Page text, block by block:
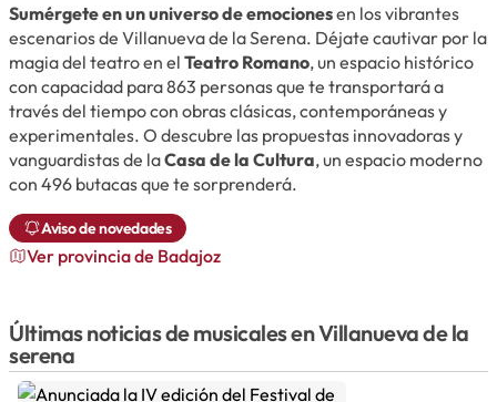
Sumérgete en un universo de emocionesen los vibrantes
escenarios de Villanueva de la Serena. Déjate cautivar por la
magia del teatro en el Teatro Romano, un espacio histórico
con capacidad para 863 personas que te transportará a
través del tiempo con obras clásicas, contemporáneas y
experimentales. O descubre las propuestas innovadoras y
vanguardistas de laCasa de la Cultura, un espacio moderno
con 496 butacas que te sorprenderá.
Aviso de novedades
Ver provincia de Badajoz
Últimas noticias de musicales en Villanueva de la
serena